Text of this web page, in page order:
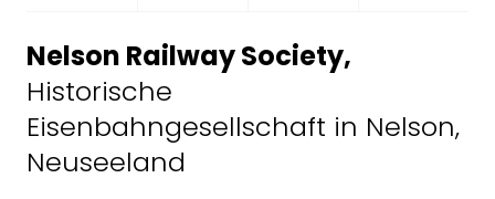
Nelson Railway Society,
Historische
Eisenbahngesellschaft in Nelson,
Neuseeland